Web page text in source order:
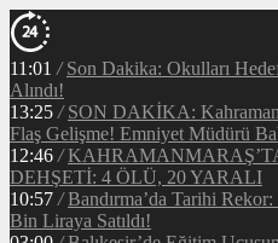
11:01 / Son Dakika: Okulları
Alındı!
13:25 / SON DAKİKA:
Flaş Gelişme! Emniyet Müdürü
12:46 /
DEHŞETİ: 4 ÖLÜ, 20 YARALI
10:57 / Bandırma’da Tarihi
Bin Liraya Satıldı!